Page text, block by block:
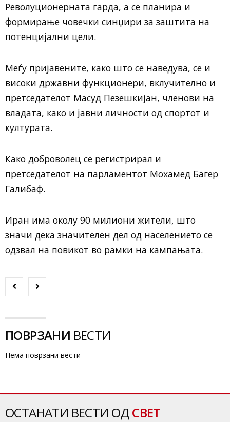
Револуционерната гарда, а се планира и
формирање човечки синџири за заштита на
потенцијални цели.
Меѓу пријавените, како што се наведува, се и
високи државни функционери, вклучително и
претседателот Масуд Пезешкијан, членови на
владата, како и јавни личности од спортот и
културата.
Како доброволец се регистрирал и
претседателот на парламентот Мохамед Багер
Галибаф.
Иран има околу 90 милиони жители, што
значи дека значителен дел од населението се
одзвал на повикот во рамки на кампањата.
ПОВРЗАНИ ВЕСТИ
Нема поврзани вести
ОСТАНАТИ ВЕСТИ ОД СВЕТ